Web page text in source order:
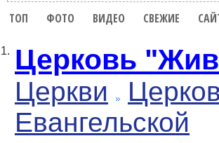
ТОП ФОТО ВИДЕО СВЕЖИЕ
1. Церковь
Церкви
Евангельской